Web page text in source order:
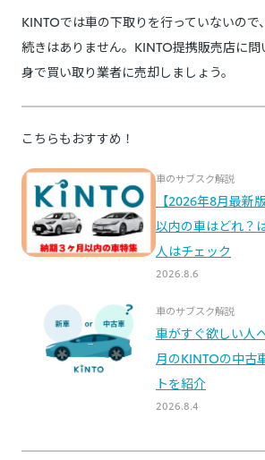
KINTOでは車の下取りを行っていないの
続きはありません。KINTO提携販売店に
身で買い取り業者に売却しましょう。